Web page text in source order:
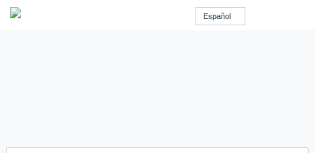
Español